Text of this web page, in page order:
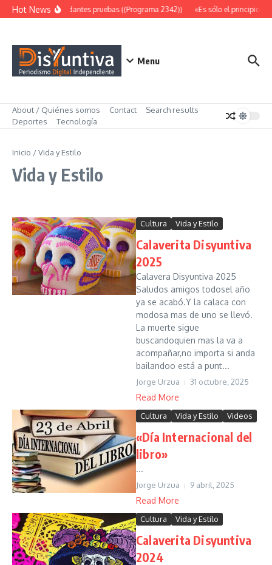
Saltar al contenido
Hot NewsAbundantes pruebas ((Programa 2342)) «Es sólo el principio»
Menu
About / Quiénes somos Contact
Search results
Deportes
Tecnología
Inicio /Vida y Estilo
Vida y Estilo
Cultura Vida y Estilo
Calaverita Disyuntiva
2025
Calavera Disyuntiva 2025
Saludos amigos todosel año
ya se acabó.Y la calaca con
modosa mas de uno se llevó.
La muerte sigue
buscandoquien mas la va a
acompañar,no importa si anda
bailandoo está a punt...
Jorge Urzua 31 octubre, 2025
Read More
Cultura Vida y Estilo Videos
«Día Internacional del
libro»
...
Jorge Urzua 9 abril, 2025
Read More
Cultura Vida y Estilo
Calaverita Disyuntiva
2024